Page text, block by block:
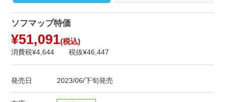
ソフマップ特価
¥51,091(税込)
消費税¥4,644 税抜¥46,447
発売日 2023/06/下旬発売